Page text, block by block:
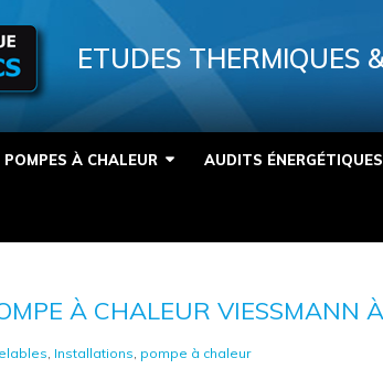
ETUDES THERMIQUES
POMPES À CHALEUR AUDITS ÉNERGÉTIQUES
À CHALEUR VIESSMANN
Installations pompe à chaleur